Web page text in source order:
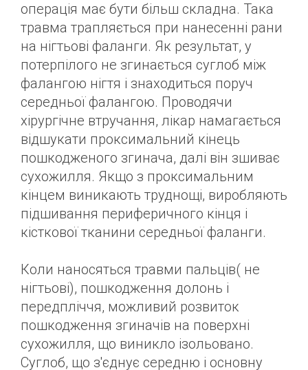
операція має бути більш складна. Така
травма трапляється при нанесенні рани
на нігтьові фаланги. Як результат, у
потерпілого не згинається суглоб між
фалангою нігтя і знаходиться поруч
середньої фалангою. Проводячи
хірургічне втручання, лікар намагається
відшукати проксимальний кінець
пошкодженого згинача, далі він зшиває
сухожилля. Якщо з проксимальним
кінцем виникають труднощі, виробляють
підшивання периферичного кінця і
кісткової тканини середньої фаланги.
Коли наносяться травми пальців( не
нігтьові), пошкодження долонь і
передпліччя, можливий розвиток
пошкодження згиначів на поверхні
сухожилля, що виникло ізольовано.
Суглоб, що з'єднує середню і основну